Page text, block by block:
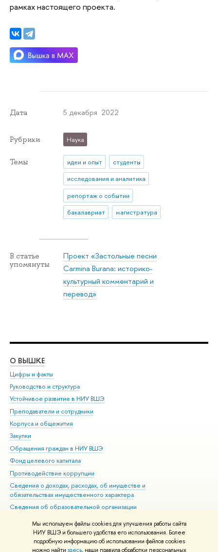
Мы используем файлы cookies для улучшения работы сайта
НИУ ВШЭ и большего удобства его использования. Более
подробную информацию об использовании файлов cookies
можно найти здесь, наши правила обработки персональных
рамках настоящего проекта.
Дата 5 декабря 2022
Рубрики Наука
Темы идеи и опыт
студенты
исследования и аналитика
репортаж о событии
бакалавриат
магистратура
В статье
упомянуты
Проект «Застольные песни
Carmina Burana: историко-
культурный комментарий и
перевод»
О ВЫШКЕ
Цифры и факты
Руководство и структура
Устойчивое развитие в НИУ ВШЭ
Преподаватели и сотрудники
Корпуса и общежития
Закупки
Обращения граждан в НИУ ВШЭ
Фонд целевого капитала
Противодействие коррупции
Сведения о доходах, расходах, об имуществе и
обязательствах имущественного характера
Сведения об образовательной организации
Людям с ограниченными возможностями здоровья
Единая платежная страница
Работа в Вышке